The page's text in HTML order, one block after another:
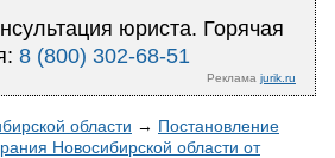
юриста. Горячая
8 (800) 302-68-51
Реклама jurik.ru
области → Постановление
Новосибирской области от